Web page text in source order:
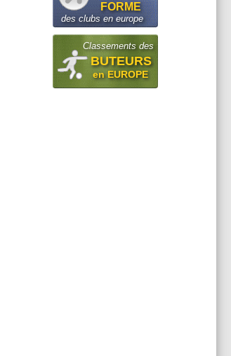
FORME
des clubs en europe
Classements des
BUTEURS
en EUROPE